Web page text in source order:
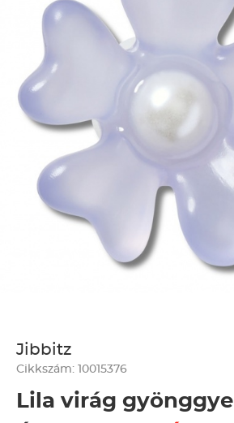
Jibbitz
Cikkszám: 10015376
Lila virág gyönggyel